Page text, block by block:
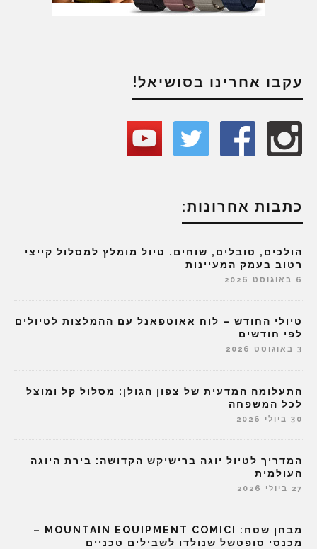
עקבו אחרינו בסושיאל!
כתבות אחרונות:
הולכים, טובלים, שוחים. טיול מומלץ למסלול קייצי
רטוב בעמק המעיינות
6 באוגוסט 2026
טיולי החודש – לוח אאוטפאנל עם ההמלצות לטיולים
לפי חודשים
3 באוגוסט 2026
התעלומה המדעית של צפון הגולן: מסלול קל ומוצל
לכל המשפחה
30 ביולי 2026
המדריך לטיול יוגה ברישיקש הקדושה: בירת היוגה
העולמית
27 ביולי 2026
מבחן שטח: MOUNTAIN EQUIPMENT COMICI –
מכנסי סופטשל שנולדו לשבילים טכניים